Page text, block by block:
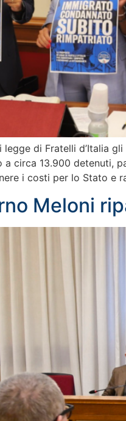
di Fratelli d’Italia
circa 13.900 detenuti,
i costi per lo Stato e
Meloni